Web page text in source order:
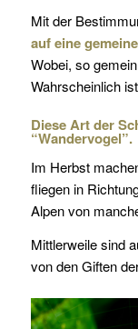
Mit der
auf eine
Wobei, so
Wahrscheinlich
Diese Art der
“Wandervogel”.
Im Herbst
fliegen in
Alpen von
Mittlerweile sind
von den Giften